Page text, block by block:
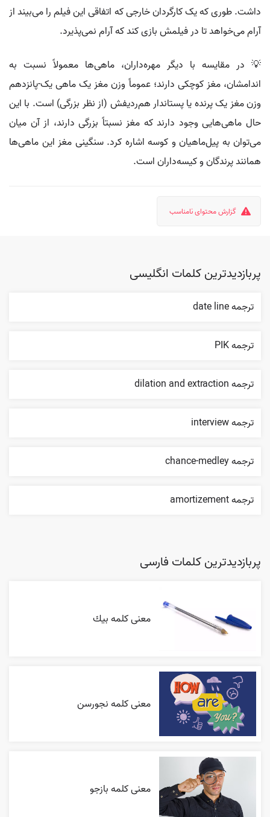
داشت. طوری که یک کارگردان خارجی که اتفاقی این فیلم را می‌بیند از
آرام می‌خواهد تا در فیلمش بازی کند که آرام نمی‌پذیرد.
💡 در مقایسه با دیگر مهره‌داران، ماهی‌ها معمولاً نسبت به
اندامشان، مغز کوچکی دارند؛ عموماً وزن مغز یک ماهی یک-پانزدهم
وزن مغز یک پرنده یا پستاندار هم‌ردیفش (از نظر بزرگی) است. با این
حال ماهی‌هایی وجود دارند که مغز نسبتاً بزرگی دارند، از آن میان
می‌توان به پیل‌ماهیان و کوسه اشاره کرد. سنگینی مغز این ماهی‌ها
همانند پرندگان و کیسه‌داران است.
گزارش محتوای نامناسب
پربازدیدترین کلمات انگلیسی
ترجمه date line
ترجمه PIK
ترجمه dilation and extraction
ترجمه interview
ترجمه chance-medley
ترجمه amortizement
پربازدیدترین کلمات فارسی
معنی کلمه بيك
معنی کلمه نجورسن
معنی کلمه بازجو